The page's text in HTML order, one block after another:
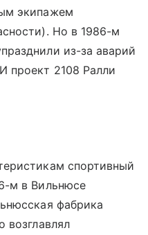
экипажем
Но в 1986-м
из-за аварий
проект 2108 Ралли
спортивный
м в Вильнюсе
фабрика
возглавлял